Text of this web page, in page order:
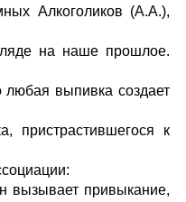
Алкоголиков (А.А.),
на наше прошлое.
любая выпивка создает
пристрастившегося к
вызывает привыкание,